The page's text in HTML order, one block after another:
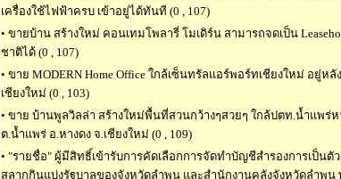
เครื่องใช้ไฟฟ้าครบ เข้าอยู่ได้ทันที (0 , 107)
• ขายบ้าน สร้างใหม่ คอนเทมโพลารี่ โมเดิร์น สามารถจดเป็น
ชาติได้ (0 , 107)
• ขาย MODERN Home Office ใกล้เซ็นทรัลแอร์พอร์ทเชียงใหม่ อยู่หลั
เชียงใหม่ (0 , 103)
• ขาย บ้านพูลวิลล่า สร้างใหม่พื้นที่สวนกว้างๆสวยๆ ใกล้ปตท.น้ำแพร่ห
ต.น้ำแพร่ อ.หางดง จ.เชียงใหม่ (0 , 109)
• "รายชื่อ" ผู้มีสิทธิ์เข้ารับการคัดเลือกการจัดทำบัญชีสำรองการเป็นตั
สลากกินแบ่งรัฐบาลของจังหวัดลำพูน และสำนักงานคลังจังหวัดลำพูน พ.